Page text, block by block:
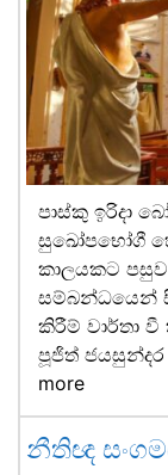
පාස්කු ඉරිදා
සුඛෝපභෝගී
කාලයකට
සම්බන්ධයෙන්
කිරීම් වාර්තා
පූජිත්
more
නීතිඥ